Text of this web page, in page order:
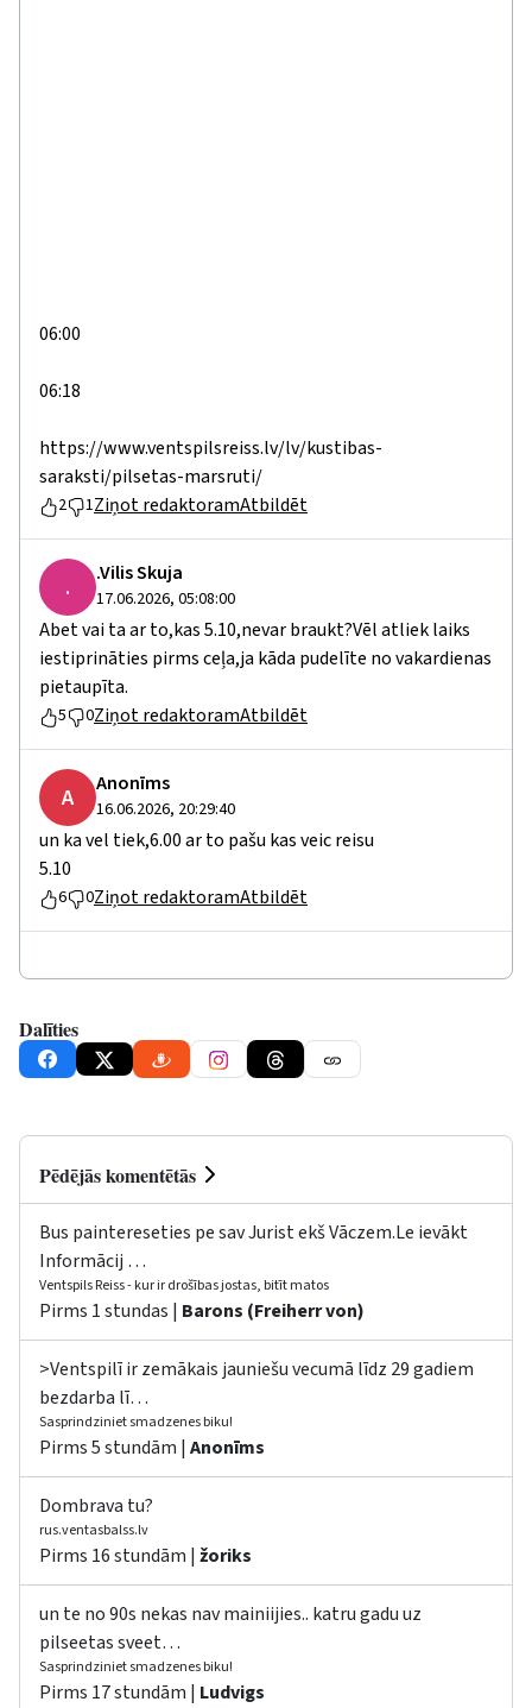
06:00
06:18
https://www.ventspilsreiss.lv/lv/kustibas-
saraksti/pilsetas-marsruti/
2 1Ziņot redaktoramAtbildēt
. .Vilis Skuja
17.06.2026, 05:08:00
Abet vai ta ar to,kas 5.10,nevar braukt?Vēl atliek laiks
iestiprināties pirms ceļa,ja kāda pudelīte no vakardienas
pietaupīta.
5 0Ziņot redaktoramAtbildēt
A Anonīms
16.06.2026, 20:29:40
un ka vel tiek,6.00 ar to pašu kas veic reisu
5.10
6 0Ziņot redaktoramAtbildēt
Dalīties
Pēdējās komentētās
Bus paintereseties pe sav Jurist ekš Vāczem.Le ievākt
Informācij …
Ventspils Reiss - kur ir drošības jostas, bitīt matos
Pirms 1 stundas | Barons (Freiherr von)
>Ventspilī ir zemākais jauniešu vecumā līdz 29 gadiem
bezdarba lī…
Sasprindziniet smadzenes biku!
Pirms 5 stundām | Anonīms
Dombrava tu?
rus.ventasbalss.lv
Pirms 16 stundām | žoriks
un te no 90s nekas nav mainiijies.. katru gadu uz
pilseetas sveet…
Sasprindziniet smadzenes biku!
Pirms 17 stundām | Ludvigs